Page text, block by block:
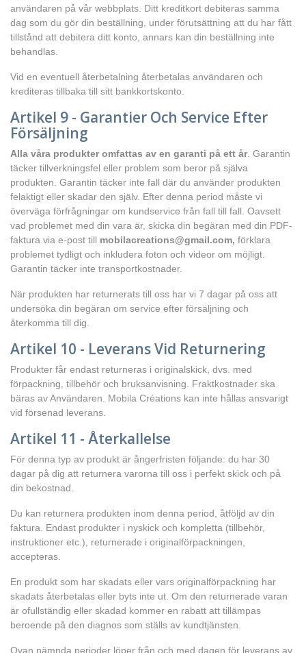
användaren på vår webbplats. Ditt kreditkort debiteras samma
dag som du gör din beställning, under förutsättning att du har fått
tillstånd att debitera ditt konto, annars kan din beställning inte
behandlas.
Vid en eventuell återbetalning återbetalas användaren och
krediteras tillbaka till sitt bankkortskonto.
Artikel 9 - Garantier Och Service Efter
Försäljning
Alla våra produkter omfattas av en garanti på ett år. Garantin
täcker tillverkningsfel eller problem som beror på själva
produkten. Garantin täcker inte fall där du använder produkten
felaktigt eller skadar den själv. Efter denna period måste vi
överväga förfrågningar om kundservice från fall till fall. Oavsett
vad problemet med din vara är, skicka din begäran med din PDF-
faktura via e-post till mobilacreations@gmail.com, förklara
problemet tydligt och inkludera foton och videor om möjligt.
Garantin täcker inte transportkostnader.
När produkten har returnerats till oss har vi 7 dagar på oss att
undersöka din begäran om service efter försäljning och
återkomma till dig.
Artikel 10 - Leverans Vid Returnering
Produkter får endast returneras i originalskick, dvs. med
förpackning, tillbehör och bruksanvisning. Fraktkostnader ska
bäras av Användaren. Mobila Créations kan inte hållas ansvarigt
vid försenad leverans.
Artikel 11 - Återkallelse
För denna typ av produkt är ångerfristen följande: du har 30
dagar på dig att returnera varorna till oss i perfekt skick och på
din bekostnad.
Du kan returnera produkten inom denna period, åtföljd av din
faktura. Endast produkter i nyskick och kompletta (tillbehör,
instruktioner etc.), returnerade i originalförpackningen,
accepteras.
En produkt som har skadats eller vars originalförpackning har
skadats återbetalas eller byts inte ut. Om den returnerade varan
är ofullständig eller skadad kommer en rabatt att tillämpas
beroende på den diagnos som ställs av kundtjänsten.
Ovan nämnda perioder löper från och med dagen för leverans av